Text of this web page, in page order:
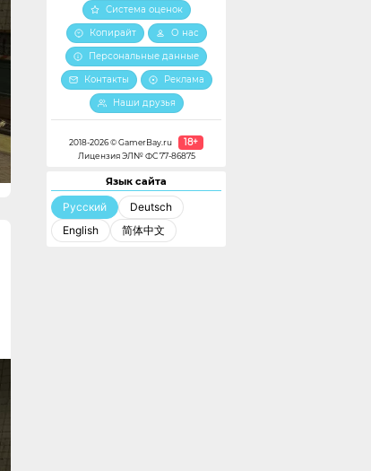
Система оценок
Копирайт
О нас
Персональные данные
Контакты
Реклама
Наши друзья
2018-2026 © GamerBay.ru 18+
Лицензия ЭЛ№ ФС 77-86875
Язык сайта
Русский
Deutsch
English
简体中文